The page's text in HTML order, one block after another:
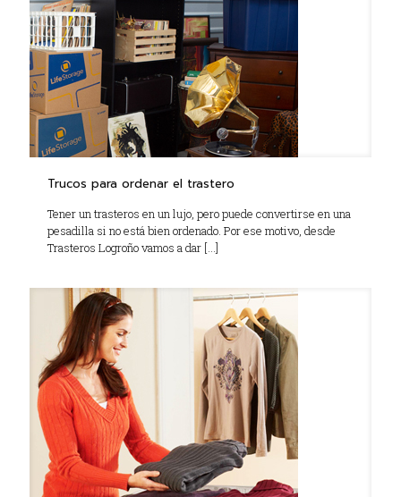
Trucos para ordenar el trastero
Tener un trasteros en un lujo, pero puede convertirse en una
pesadilla si no está bien ordenado. Por ese motivo, desde
Trasteros Logroño vamos a dar […]